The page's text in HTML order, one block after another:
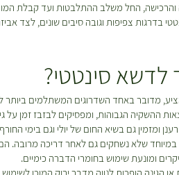
ט
ר
והרכישה, החל משלב ההתלבטות ועד קבלת
צפיפות וגובה סיבים שונים, לצד
לדשא סינטטי?
מדובר באחד השדרוגים המשתלמים ביותר
ההשקיה הגבוהות, ומפסיקים לבזבז זמן על
ומזמין גם בשיא החום של יולי וגם בימי
שלא נשחקים גם לאחר דריכה מרובה.
ומונעת שימוש בחומרי הדברה כימיים.